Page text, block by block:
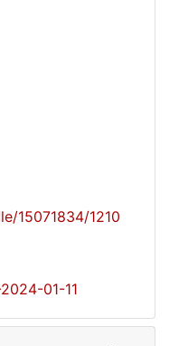
15071834/1210
01-11